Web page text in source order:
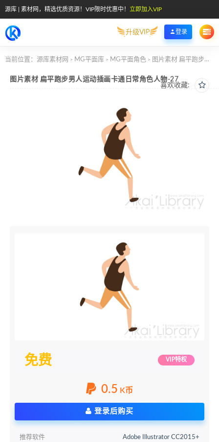
源库 | 素材网，精选优质资源！VIP限时优惠中！ 立即加入VIP
升级VIP 登录
当前位置： 源库素材网 > MG平面库 > MG平面角色 > 图片素材 扁平跑步男人运动插画卡通日常角色人物-27
喜欢收藏:
图片素材 扁平跑步男人运动插画卡通日常角色人物-27
免费 VIP特权
0.5 K币
登录后购买
推荐软件 Adobe Illustrator CC2015+